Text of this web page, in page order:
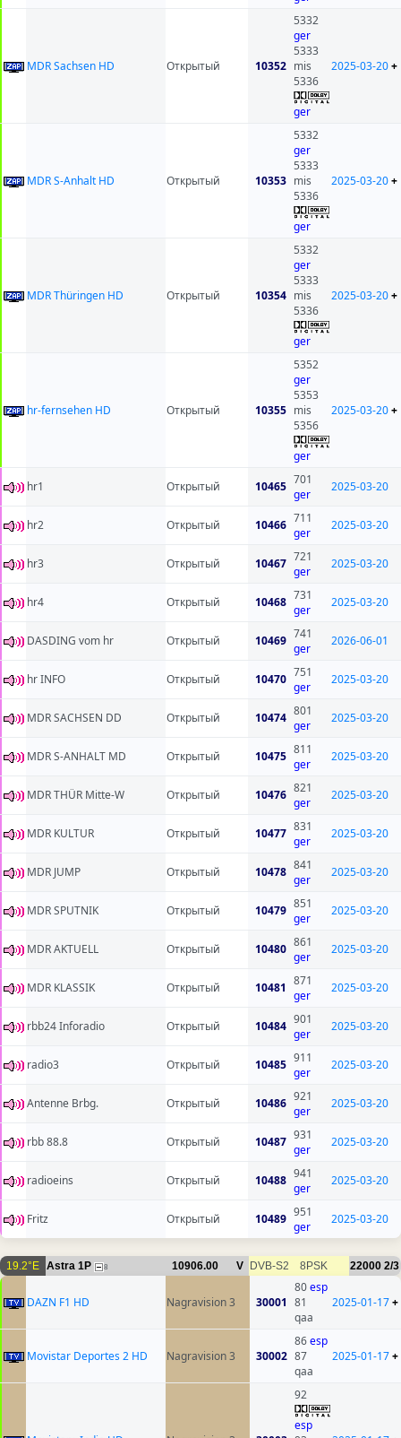
MDR Sachsen HD Открытый 10352
5332
ger
5333
mis
5336
ger
2025-03-20+
MDR S-Anhalt HD Открытый 10353
5332
ger
5333
mis
5336
ger
2025-03-20+
MDR Thüringen HD Открытый 10354
5332
ger
5333
mis
5336
ger
2025-03-20+
hr-fernsehen HD Открытый 10355
5352
ger
5353
mis
5356
ger
2025-03-20+
hr1 Открытый 10465 701
ger
2025-03-20
hr2 Открытый 10466 711
ger
2025-03-20
hr3 Открытый 10467 721
ger
2025-03-20
hr4 Открытый 10468 731
ger
2025-03-20
DASDING vom hr Открытый 10469 741
ger
2026-06-01
hr INFO Открытый 10470 751
ger
2025-03-20
MDR SACHSEN DD Открытый 10474 801
ger
2025-03-20
MDR S-ANHALT MD Открытый 10475 811
ger
2025-03-20
MDR THÜR Mitte-W Открытый 10476 821
ger
2025-03-20
MDR KULTUR Открытый 10477 831
ger
2025-03-20
MDR JUMP Открытый 10478 841
ger
2025-03-20
MDR SPUTNIK Открытый 10479 851
ger
2025-03-20
MDR AKTUELL Открытый 10480 861
ger
2025-03-20
MDR KLASSIK Открытый 10481 871
ger
2025-03-20
rbb24 Inforadio Открытый 10484 901
ger
2025-03-20
radio3 Открытый 10485 911
ger
2025-03-20
Antenne Brbg. Открытый 10486 921
ger
2025-03-20
rbb 88.8 Открытый 10487 931
ger
2025-03-20
radioeins Открытый 10488 941
ger
2025-03-20
Fritz Открытый 10489 951
ger
2025-03-20
19.2°E Astra 1P 8 10906.00 V DVB-S2 8PSK 22000 2/3
DAZN F1 HD Nagravision 3 30001
80esp
81
qaa
2025-01-17+
Movistar Deportes 2 HD Nagravision 3 30002
86esp
87
qaa
2025-01-17+
92
esp